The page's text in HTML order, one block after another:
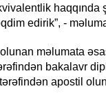
edirik”, -
məlumata
bakalavr
apostil